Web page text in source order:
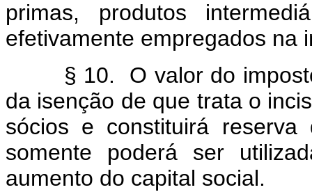
primas, produtos
efetivamente empregados na
§ 10. O valor do
da isenção de que trata o
sócios e constituirá
somente poderá ser
aumento do capital social.